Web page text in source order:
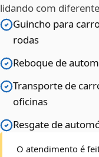
lidando com
Guincho para
rodas
Reboque de
Transporte de
oficinas
Resgate de
O atendimento é